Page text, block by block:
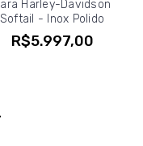
Harley-Davidson
Softail - Inox Polido
R$5.997,00